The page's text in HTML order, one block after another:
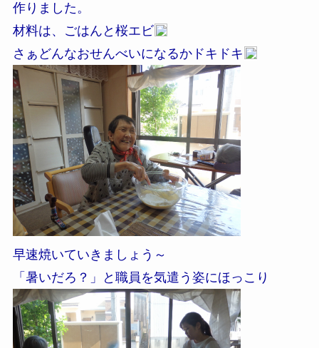
作りました。
材料は、ごはんと桜エビ
さぁどんなおせんべいになるかドキドキ
早速焼いていきましょう～
「暑いだろ？」と職員を気遣う姿にほっこり